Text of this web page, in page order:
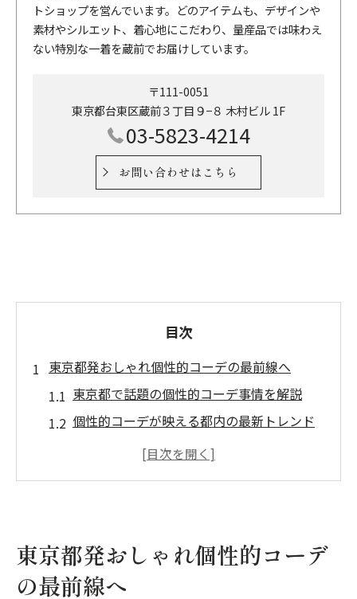
トショップを営んでいます。どのアイテムも、デザインや
素材やシルエット、着心地にこだわり、量産品では味わえ
ない特別な一着を蔵前でお届けしています。
〒111-0051
東京都台東区蔵前３丁目９−８ 木村ビル 1F
03-5823-4214
お問い合わせはこちら
目次
東京都発おしゃれ個性的コーデの最前線へ
東京都で話題の個性的コーデ事情を解説
個性的コーデが映える都内の最新トレンド
アシンメトリーが主役の個性的コーデ特集
個性的コーデに映えるアシンメトリー選び
アシンメトリーで日常を彩る個性的コーデ
東京都発おしゃれ個性的コーデ
の最前線へ